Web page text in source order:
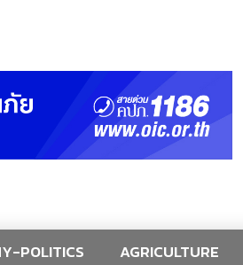
POLITICS AGRICULTURE